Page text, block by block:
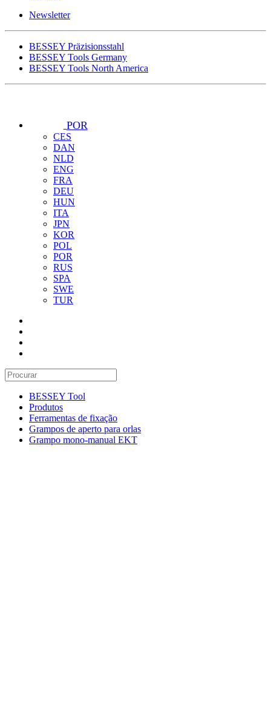
Newsletter
BESSEY Präzisionsstahl
BESSEY Tools Germany
BESSEY Tools North America
POR
CES
DAN
NLD
ENG
FRA
DEU
HUN
ITA
JPN
KOR
POL
POR
RUS
SPA
SWE
TUR
BESSEY Tool
Produtos
Ferramentas de fixação
Grampos de aperto para orlas
Grampo mono-manual EKT